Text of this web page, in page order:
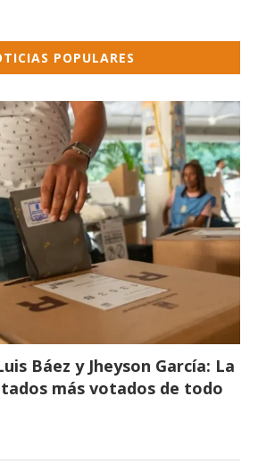
POPULARES
Báez y Jheyson García: La
más votados de todo